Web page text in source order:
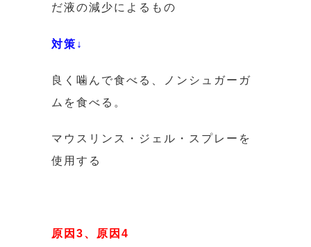
だ液の減少によるもの
対策↓
良く噛んで食べる、ノンシュガーガ
ムを食べる。
マウスリンス・ジェル・スプレーを
使用する
原因3、原因4